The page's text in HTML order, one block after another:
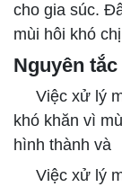
cho gia súc.
mùi hôi khó
Nguyên
Việc xử lý
khó khăn vì
hình thành và
Việc xử lý